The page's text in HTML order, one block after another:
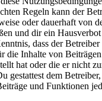
Regeln kann der
oder dauerhaft von
und dir ein
dass der Betreiber
die Inhalte von
hat oder die er nicht
gestattest dem
und Funktionen